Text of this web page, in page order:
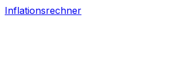
Inflationsrechner